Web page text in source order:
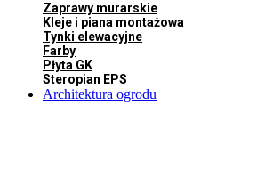
Zaprawy murarskie
Kleje i piana montażowa
Tynki elewacyjne
Farby
Płyta GK
Steropian EPS
Architektura ogrodu